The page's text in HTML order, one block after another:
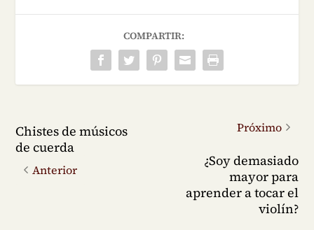
COMPARTIR:
Chistes de músicos
de cuerda
Anterior
Próximo
¿Soy demasiado
mayor para
aprender a tocar el
violín?